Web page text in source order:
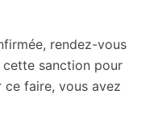
rendez-vous
cette sanction pour
ce faire, vous avez